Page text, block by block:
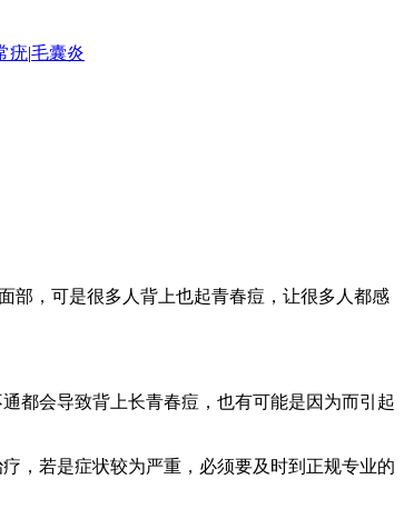
疣|毛囊炎
部，可是很多人背上也起青春痘，让很多人都感
都会导致背上长青春痘，也有可能是因为而引起
，若是症状较为严重，必须要及时到正规专业的